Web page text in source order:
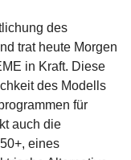
des
trat heute Morgen
in Kraft. Diese
des Modells
für
auch die
eines